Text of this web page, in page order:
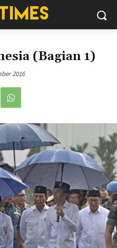
(Bagian 1)
2016